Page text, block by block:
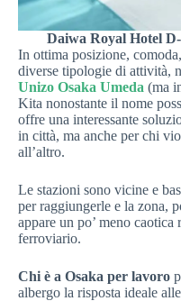
Daiwa Royal Hotel
In ottima posizione,
diverse tipologie di attività,
Unizo Osaka Umeda (ma
Kita nonostante il nome
offre una interessante
in città, ma anche per chi
all’altro.
Le stazioni sono vicine e
per raggiungerle e la zona,
appare un po’ meno caotica
ferroviario.
Chi è a Osaka per lavoro
albergo la risposta ideale